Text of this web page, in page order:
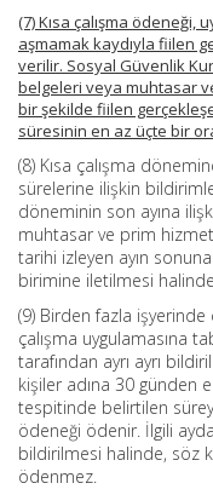
(7) Kısa çalışma
aşmamak kaydıyla fiilen
verilir. Sosyal Güvenlik
belgeleri veya muhtasar
bir şekilde fiilen
süresinin en az üçte bir
(8) Kısa çalışma
sürelerine ilişkin
döneminin son ayına
muhtasar ve prim
tarihi izleyen ayın
birimine iletilmesi
(9) Birden fazla işyerinde
çalışma uygulamasına
tarafından ayrı ayrı
kişiler adına 30 günden
tespitinde belirtilen
ödeneği ödenir. İlgili
bildirilmesi halinde, söz
ödenmez.